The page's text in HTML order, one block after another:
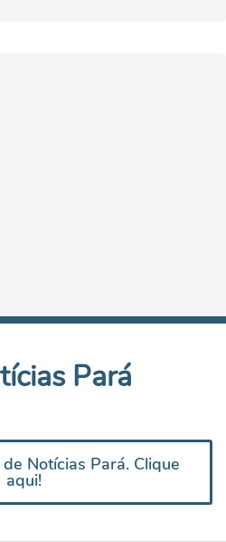
Pará
Notícias Pará. Clique
aqui!